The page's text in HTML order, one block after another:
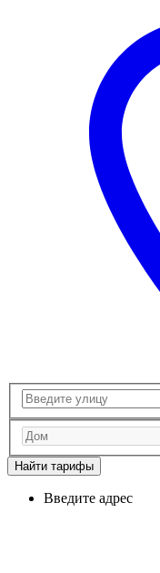
Найти тарифы
Введите адрес